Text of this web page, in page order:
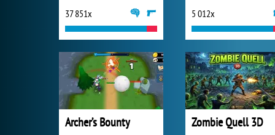
37 851x 5 012x
Archer’s Bounty Zombie Quell 3D